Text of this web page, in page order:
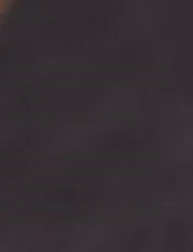
немало времени, и облегчить
тем, самостоятельно это сделать
которая требует
местного самоуправления, при
земли. Обратиться по этому
по праву аренды.
В документе особого внимания
участка (основные,